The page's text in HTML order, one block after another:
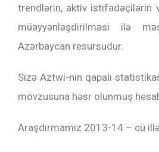
trendlərin, aktiv istifadəçilərin
müəyyənləşdirilməsi ilə
Azərbaycan resursudur.
Sizə Aztwi-nin qapalı
mövzusuna həsr olunmuş
Araşdırmamız 2013-14 – cü